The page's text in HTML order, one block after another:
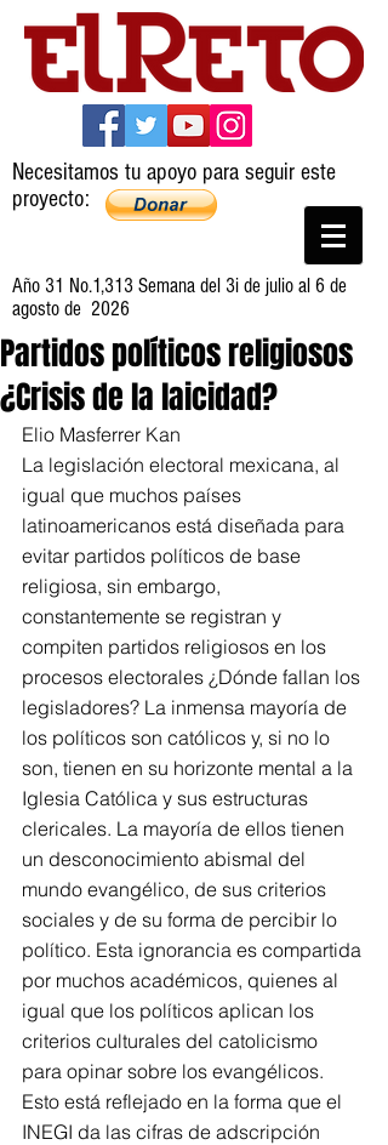
Necesitamos tu apoyo para seguir este
proyecto:
Año 31 No.1,313 Semana del 3i de julio al 6 de
agosto de 2026
Partidos políticos religiosos
¿Crisis de la laicidad?
Elio Masferrer Kan
La legislación electoral mexicana, al
igual que muchos países
latinoamericanos está diseñada para
evitar partidos políticos de base
religiosa, sin embargo,
constantemente se registran y
compiten partidos religiosos en los
procesos electorales ¿Dónde fallan los
legisladores? La inmensa mayoría de
los políticos son católicos y, si no lo
son, tienen en su horizonte mental a la
Iglesia Católica y sus estructuras
clericales. La mayoría de ellos tienen
un desconocimiento abismal del
mundo evangélico, de sus criterios
sociales y de su forma de percibir lo
político. Esta ignorancia es compartida
por muchos académicos, quienes al
igual que los políticos aplican los
criterios culturales del catolicismo
para opinar sobre los evangélicos.
Esto está reflejado en la forma que el
INEGI da las cifras de adscripción